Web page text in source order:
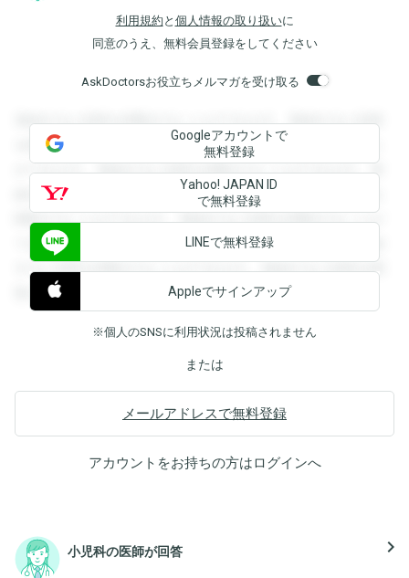
利用規約 と 個人情報の取り扱いに
同意のうえ、無料会員登録をしてください
AskDoctorsお役立ちメルマガを受け取る
登録すると回答を閲覧することができます。登録すると回答
を閲覧することができます。登録すると回答を閲覧すること
ができます。登録すると回答を閲覧することができます。登
録すると回答を閲覧することができます。登録すると回答を
閲覧することができます。登録すると回答を閲覧することが
できます。登録すると回答を閲覧することができます。登録
すると回答を閲覧することができます。登録すると回答を閲
覧することができます。
Googleアカウントで
無料登録
Yahoo! JAPAN ID
で無料登録
LINEで無料登録
Appleでサインアップ
※個人のSNSに利用状況は投稿されません
または
メールアドレスで無料登録
アカウントをお持ちの方はログインへ
小児科の医師が回答 navigate_next